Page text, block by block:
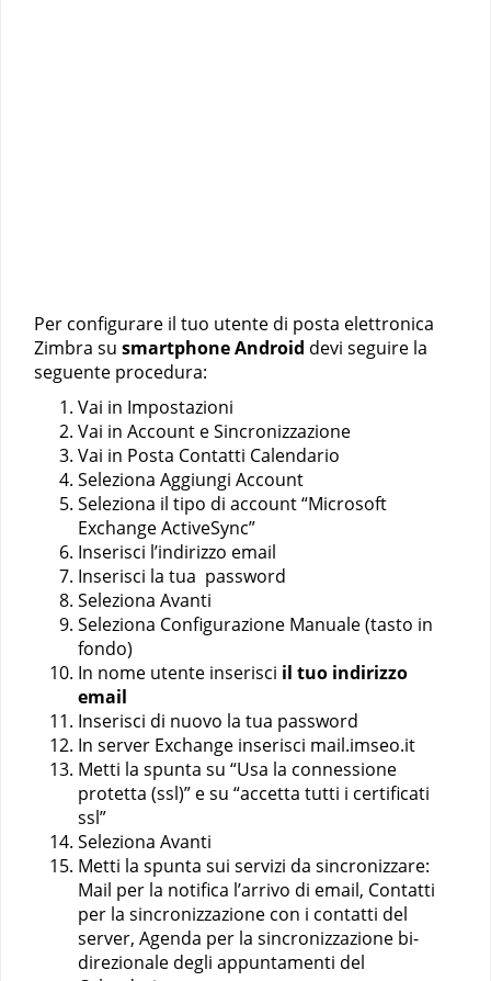
Per configurare il tuo utente di posta elettronica
Zimbra su smartphone Android devi seguire la
seguente procedura:
Vai in Impostazioni
Vai in Account e Sincronizzazione
Vai in Posta Contatti Calendario
Seleziona Aggiungi Account
Seleziona il tipo di account “Microsoft
Exchange ActiveSync”
Inserisci l’indirizzo email
Inserisci la tua password
Seleziona Avanti
Seleziona Configurazione Manuale (tasto in
fondo)
In nome utente inserisci il tuo indirizzo
email
Inserisci di nuovo la tua password
In server Exchange inserisci mail.imseo.it
Metti la spunta su “Usa la connessione
protetta (ssl)” e su “accetta tutti i certificati
ssl”
Seleziona Avanti
Metti la spunta sui servizi da sincronizzare:
Mail per la notifica l’arrivo di email, Contatti
per la sincronizzazione con i contatti del
server, Agenda per la sincronizzazione bi-
direzionale degli appuntamenti del